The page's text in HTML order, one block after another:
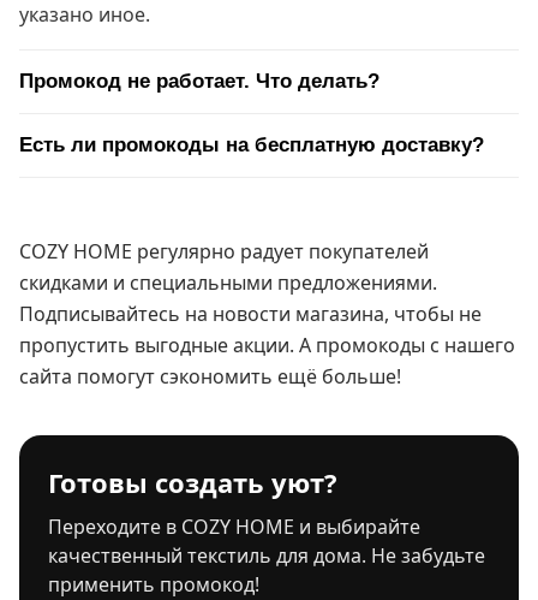
указано иное.
Промокод не работает. Что делать?
Есть ли промокоды на бесплатную доставку?
COZY HOME регулярно радует покупателей
скидками и специальными предложениями.
Подписывайтесь на новости магазина, чтобы не
пропустить выгодные акции. А промокоды с нашего
сайта помогут сэкономить ещё больше!
Готовы создать уют?
Переходите в COZY HOME и выбирайте
качественный текстиль для дома. Не забудьте
применить промокод!